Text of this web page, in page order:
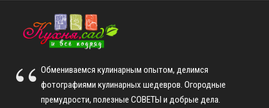
Обмениваемся кулинарным опытом, делимся
фотографиями кулинарных шедевров. Огородные
премудрости, полезные СОВЕТЫ и добрые дела.